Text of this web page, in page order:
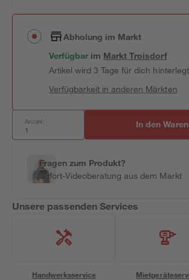
Abholung im Markt
Verfügbar im MarktTroisdorf
Artikel wird 3 Tage für dich hinterlegt
Verfügbarkeit in anderen Märkten
Anzahl: In den
Fragen zum Produkt?
Sofort-Videoberatung aus dem Markt
Unsere passenden Services
Handwerksservice